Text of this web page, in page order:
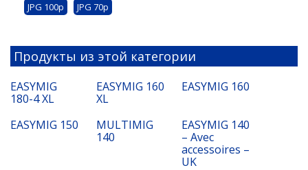
JPG 100p
JPG 70p
Продукты из этой категории
EASYMIG
180-4 XL
EASYMIG 160
XL
EASYMIG 160
EASYMIG 150
MULTIMIG
140
EASYMIG 140
– Avec
accessoires –
UK